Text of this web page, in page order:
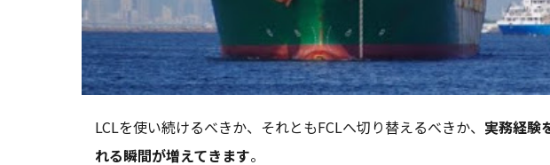
LCLを使い続けるべきか、それともFCLへ切り替えるべきか、 実務経験
れる瞬間が増えてきます。